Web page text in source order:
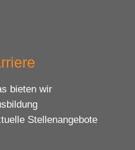
bieten wir
Stellenangebote